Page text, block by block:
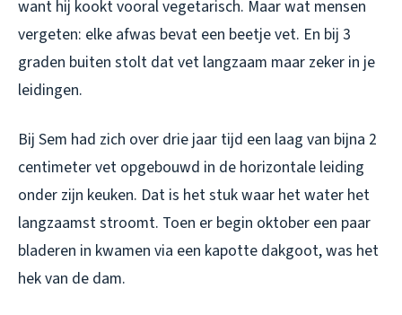
want hij kookt vooral vegetarisch. Maar wat mensen
vergeten: elke afwas bevat een beetje vet. En bij 3
graden buiten stolt dat vet langzaam maar zeker in je
leidingen.
Bij Sem had zich over drie jaar tijd een laag van bijna 2
centimeter vet opgebouwd in de horizontale leiding
onder zijn keuken. Dat is het stuk waar het water het
langzaamst stroomt. Toen er begin oktober een paar
bladeren in kwamen via een kapotte dakgoot, was het
hek van de dam.